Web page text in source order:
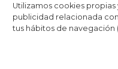
Utilizamos cookies
publicidad relacionada
tus hábitos de navegación